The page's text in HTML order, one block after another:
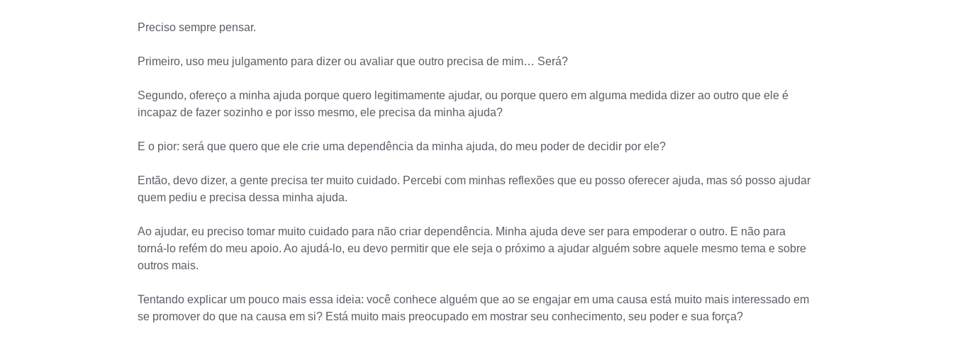
Preciso sempre pensar.
Primeiro, uso meu julgamento para dizer ou avaliar que outro precisa de mim… Será?
Segundo, ofereço a minha ajuda porque quero legitimamente ajudar, ou porque quero em alguma medida dizer ao outro que ele é
incapaz de fazer sozinho e por isso mesmo, ele precisa da minha ajuda?
E o pior: será que quero que ele crie uma dependência da minha ajuda, do meu poder de decidir por ele?
Então, devo dizer, a gente precisa ter muito cuidado. Percebi com minhas reflexões que eu posso oferecer ajuda, mas só posso ajudar
quem pediu e precisa dessa minha ajuda.
Ao ajudar, eu preciso tomar muito cuidado para não criar dependência. Minha ajuda deve ser para empoderar o outro. E não para
torná-lo refém do meu apoio. Ao ajudá-lo, eu devo permitir que ele seja o próximo a ajudar alguém sobre aquele mesmo tema e sobre
outros mais.
Tentando explicar um pouco mais essa ideia: você conhece alguém que ao se engajar em uma causa está muito mais interessado em
se promover do que na causa em si? Está muito mais preocupado em mostrar seu conhecimento, seu poder e sua força?